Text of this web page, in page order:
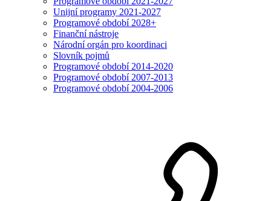
Unijní programy 2021-2027
Programové období 2028+
Finanční nástroje
Národní orgán pro koordinaci
Slovník pojmů
Programové období 2014-2020
Programové období 2007-2013
Programové období 2004-2006